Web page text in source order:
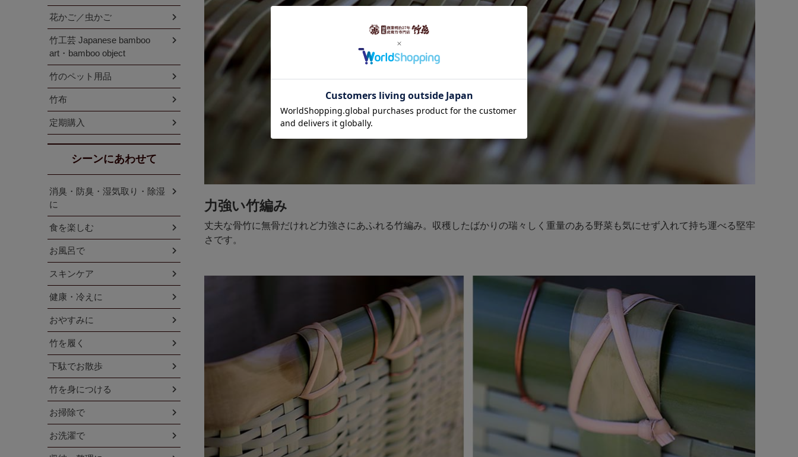
力強い竹編み
丈夫な骨竹に無骨だけれど力強さにあふれる竹編み。収穫したばかりの瑞々しく重量のある野菜も気にせず入れて持ち運べる堅牢
さです。
花かご／虫かご
竹工芸 Japanese bamboo
art・bamboo object
竹のペット用品
竹布
定期購入
シーンにあわせて
消臭・防臭・湿気取り・除湿
に
食を楽しむ
お風呂で
スキンケア
健康・冷えに
おやすみに
竹を履く
下駄でお散歩
竹を身につける
お掃除で
お洗濯で